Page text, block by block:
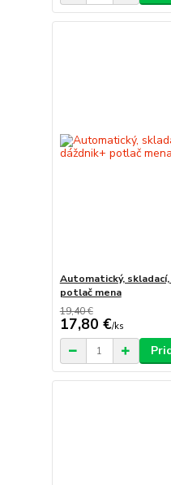
Automatický,
potlač mena
19,40 €
17,80 €/ks